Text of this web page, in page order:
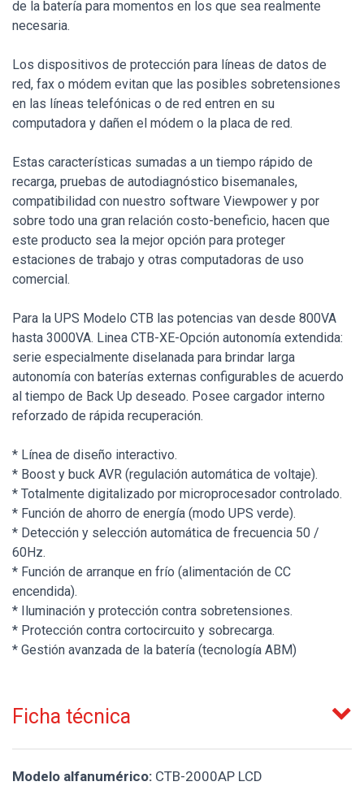
de la batería para momentos en los que sea realmente
necesaria.
Los dispositivos de protección para líneas de datos de
red, fax o módem evitan que las posibles sobretensiones
en las líneas telefónicas o de red entren en su
computadora y dañen el módem o la placa de red.
Estas características sumadas a un tiempo rápido de
recarga, pruebas de autodiagnóstico bisemanales,
compatibilidad con nuestro software Viewpower y por
sobre todo una gran relación costo-beneficio, hacen que
este producto sea la mejor opción para proteger
estaciones de trabajo y otras computadoras de uso
comercial.
Para la UPS Modelo CTB las potencias van desde 800VA
hasta 3000VA. Linea CTB-XE-Opción autonomía extendida:
serie especialmente diselanada para brindar larga
autonomía con baterías externas configurables de acuerdo
al tiempo de Back Up deseado. Posee cargador interno
reforzado de rápida recuperación.
* Línea de diseño interactivo.
* Boost y buck AVR (regulación automática de voltaje).
* Totalmente digitalizado por microprocesador controlado.
* Función de ahorro de energía (modo UPS verde).
* Detección y selección automática de frecuencia 50 /
60Hz.
* Función de arranque en frío (alimentación de CC
encendida).
* Iluminación y protección contra sobretensiones.
* Protección contra cortocircuito y sobrecarga.
* Gestión avanzada de la batería (tecnología ABM)
Ficha técnica
Modelo alfanumérico: CTB-2000AP LCD